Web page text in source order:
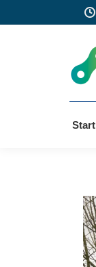
Start